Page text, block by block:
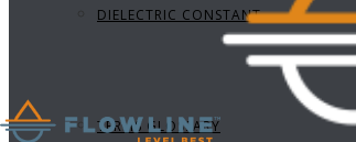
DIELECTRIC CONSTANT
TERMS GLOSSARY